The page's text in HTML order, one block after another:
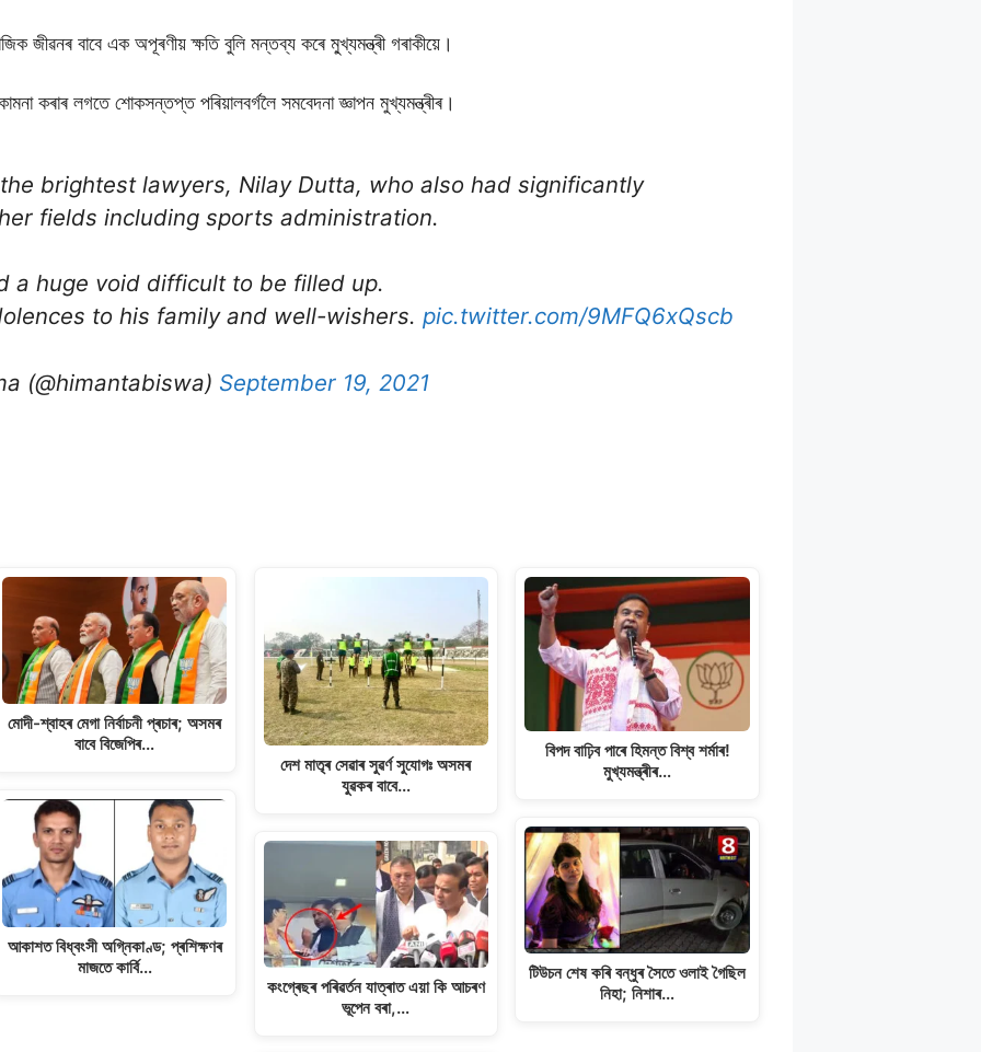
জীৱনৰ বাবে এক অপূৰণীয় ক্ষতি বুলি মন্তব্য কৰে মু্খ্যমন্ত্ৰী গৰাকীয়ে।
কৰাৰ লগতে শোকসন্তপ্ত পৰিয়ালবৰ্গলৈ সমবেদনা জ্ঞাপন মুখ্যমন্ত্ৰীৰ।
brightest lawyers, Nilay Dutta, who also had significantly
fields including sports administration.
a huge void difficult to be filled up.
to his family and well-wishers. pic.twitter.com/9MFQ6xQscb
(@himantabiswa) September 19, 2021
মোদী-শ্বাহৰ মেগা নিৰ্বাচনী প্ৰচাৰ; অসমৰ
বাবে বিজেপিৰ…
আকাশত বিধ্বংসী অগ্নিকাণ্ড; প্ৰশিক্ষণৰ
মাজতে কাৰ্বি…
দেশ মাতৃৰ সেৱাৰ সুৱৰ্ণ সুযোগঃ অসমৰ
যুৱকৰ বাবে…
কংগ্ৰেছৰ পৰিৱৰ্তন যাত্ৰাত এয়া কি আচৰণ
ভূপেন বৰা,…
বিপদ বাঢ়িব পাৰে হিমন্ত বিশ্ব শৰ্মাৰ!
মুখ্যমন্ত্ৰীৰ…
টিউচন শেষ কৰি বন্ধুৰ সৈতে ওলাই গৈছিল
নিহা; নিশাৰ…